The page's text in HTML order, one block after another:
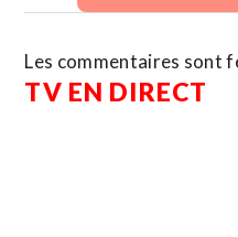
Les commentaires sont
TV EN DIRECT